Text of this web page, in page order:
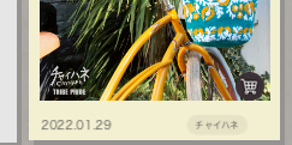
2022.01.29 チャイハネ